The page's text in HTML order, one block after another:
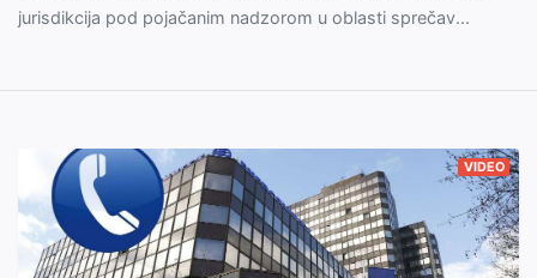
jurisdikcija pod pojačanim nadzorom u oblasti sprečav...
VIDEO